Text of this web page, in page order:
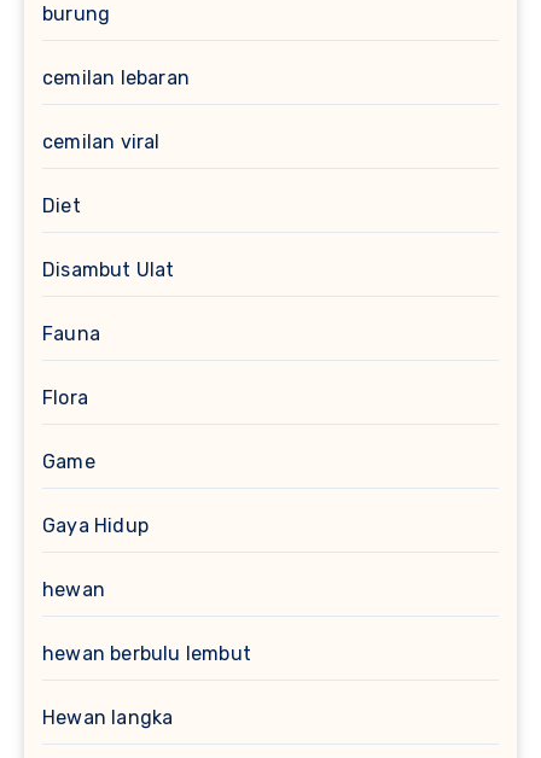
burung
cemilan lebaran
cemilan viral
Diet
Disambut Ulat
Fauna
Flora
Game
Gaya Hidup
hewan
hewan berbulu lembut
Hewan langka